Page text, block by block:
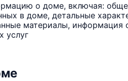
о доме, включая:
в доме, детальные
материалы,
услуг